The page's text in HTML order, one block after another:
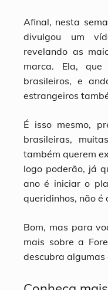
Afinal, nesta
divulgou um
revelando as
marca. Ela,
brasileiros, e
estrangeiros
É isso mesmo,
brasileiras,
também querem
logo poderão, já
ano é iniciar o
queridinhos, não é
Bom, mas para
mais sobre a
descubra algumas